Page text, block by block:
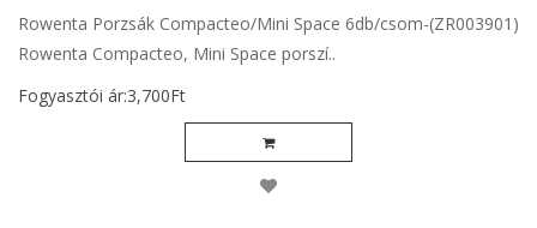
Rowenta Porzsák Compacteo/Mini Space 6db/csom-(ZR003901)
Rowenta Compacteo, Mini Space porszí..
Fogyasztói ár:3,700Ft